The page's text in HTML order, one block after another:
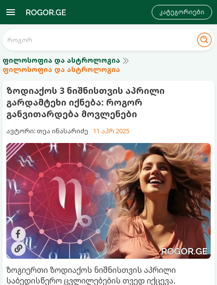
კატეგორიები
ფილოსოფია და ასტროლოგია
ფილოსოფია და ასტროლოგია
ზოდიაქოს 3 ნიშნისთვის აპრილი
გარდამტეხი იქნება: როგორ
განვითარდება მოვლენები
ავტორი: თეა ინასარიძე 11 აპრ 2025
ზოგიერთი ზოდიაქოს ნიშნისთვის აპრილი
საბედისწერო ცვლილებების თვედ იქცევა.